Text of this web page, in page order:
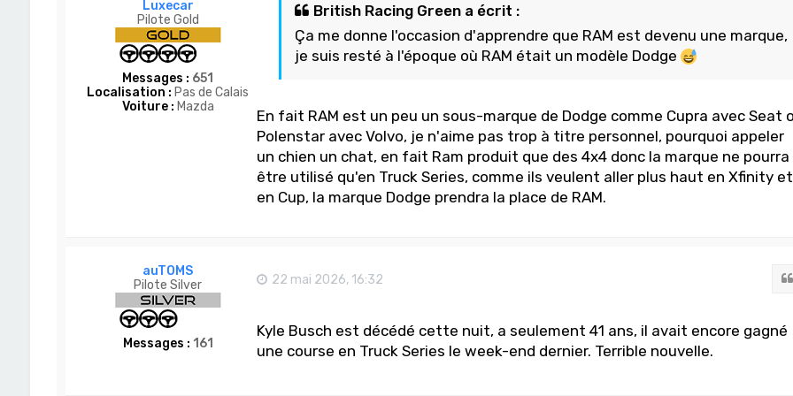
Luxecar
Pilote Gold
Messages : 651
Localisation : Pas de Calais
Voiture : Mazda
British Racing Green a écrit :
Ça me donne l'occasion d'apprendre que RAM est devenu une marque,
je suis resté à l'époque où RAM était un modèle Dodge
En fait RAM est un peu un sous-marque de Dodge comme Cupra avec Seat
Polenstar avec Volvo, je n'aime pas trop à titre personnel, pourquoi appeler
un chien un chat, en fait Ram produit que des 4x4 donc la marque ne pourra
être utilisé qu'en Truck Series, comme ils veulent aller plus haut en Xfinity et
en Cup, la marque Dodge prendra la place de RAM.
auTOMS
Pilote Silver
Messages : 161
22 mai 2026, 16:32
Kyle Busch est décédé cette nuit, a seulement 41 ans, il avait encore gagné
une course en Truck Series le week-end dernier. Terrible nouvelle.